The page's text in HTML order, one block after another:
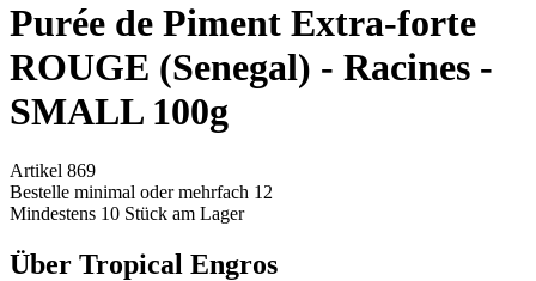
Purée de Piment Extra-forte
ROUGE (Senegal) - Racines -
SMALL 100g
Artikel 869
Bestelle minimal oder mehrfach 12
Mindestens 10 Stück am Lager
Über Tropical Engros